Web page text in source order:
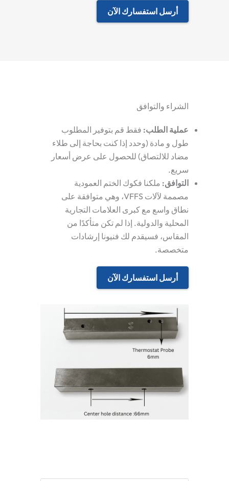
أرسل استفسارك الآن
الشراء والتوافق
عملية الطلب: فقط قم بتوفير المطلوب
طول و مادة (وحدد إذا كنت بحاجة إلى طلاء
مضاد للالتصاق) للحصول على عرض أسعار
سريع.
التوافق: ملكنا فكوك الختم العمودية
مصممة لآلات VFFS، وهي متوافقة على
نطاق واسع مع كبرى العلامات التجارية
المحلية والدولية. إذا لم تكن متأكدًا من
المقاس، فسيقدم لك فنيونا إرشادات
متخصصة.
أرسل استفسارك الآن